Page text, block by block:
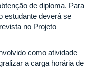
de diploma. Para
estudante deverá se
no Projeto
como atividade
a carga horária de